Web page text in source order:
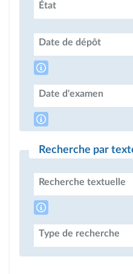
État
Date de dépôt
Date d'examen
Recherche par
Recherche textuelle
Type de recherche